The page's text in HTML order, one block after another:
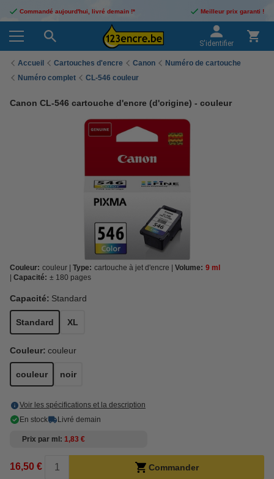
Commandé aujourd'hui, livré demain !* Meilleur prix garanti !
S'identifier
Accueil Cartouches d'encre Canon
Numéro de cartouche
Numéro complet
CL-546 couleur
Canon CL-546 cartouche d'encre (d'origine) - couleur
Couleur: couleur Type: cartouche à jet d'encre Volume: 9 ml
Capacité: ± 180 pages
Capacité: Standard
Standard XL
Couleur: couleur
couleur noir
Voir les spécifications et la description
En stock
Livré demain
Prix par ml 1,83 €
16,50 € Commander